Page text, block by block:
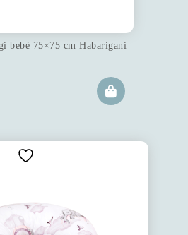
bebè 75×75 cm Habarigani